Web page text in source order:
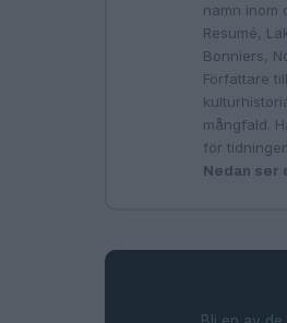
namn inom
Resumé,
Bonniers,
Författare
mångfald.
för
Nedan ser